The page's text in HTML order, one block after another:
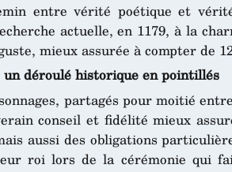
entre vérité poétique et
actuelle, en 1179, à la
mieux assurée à compter de
déroulé historique en pointillés
partagés pour moitié
conseil et fidélité mieux
aussi des obligations
roi lors de la cérémonie qui